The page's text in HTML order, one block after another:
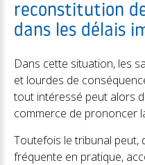
reconstitution
dans les délais
Dans cette situation, les
et lourdes de
tout intéressé peut alors
commerce de prononcer
Toutefois le tribunal peut,
fréquente en pratique,